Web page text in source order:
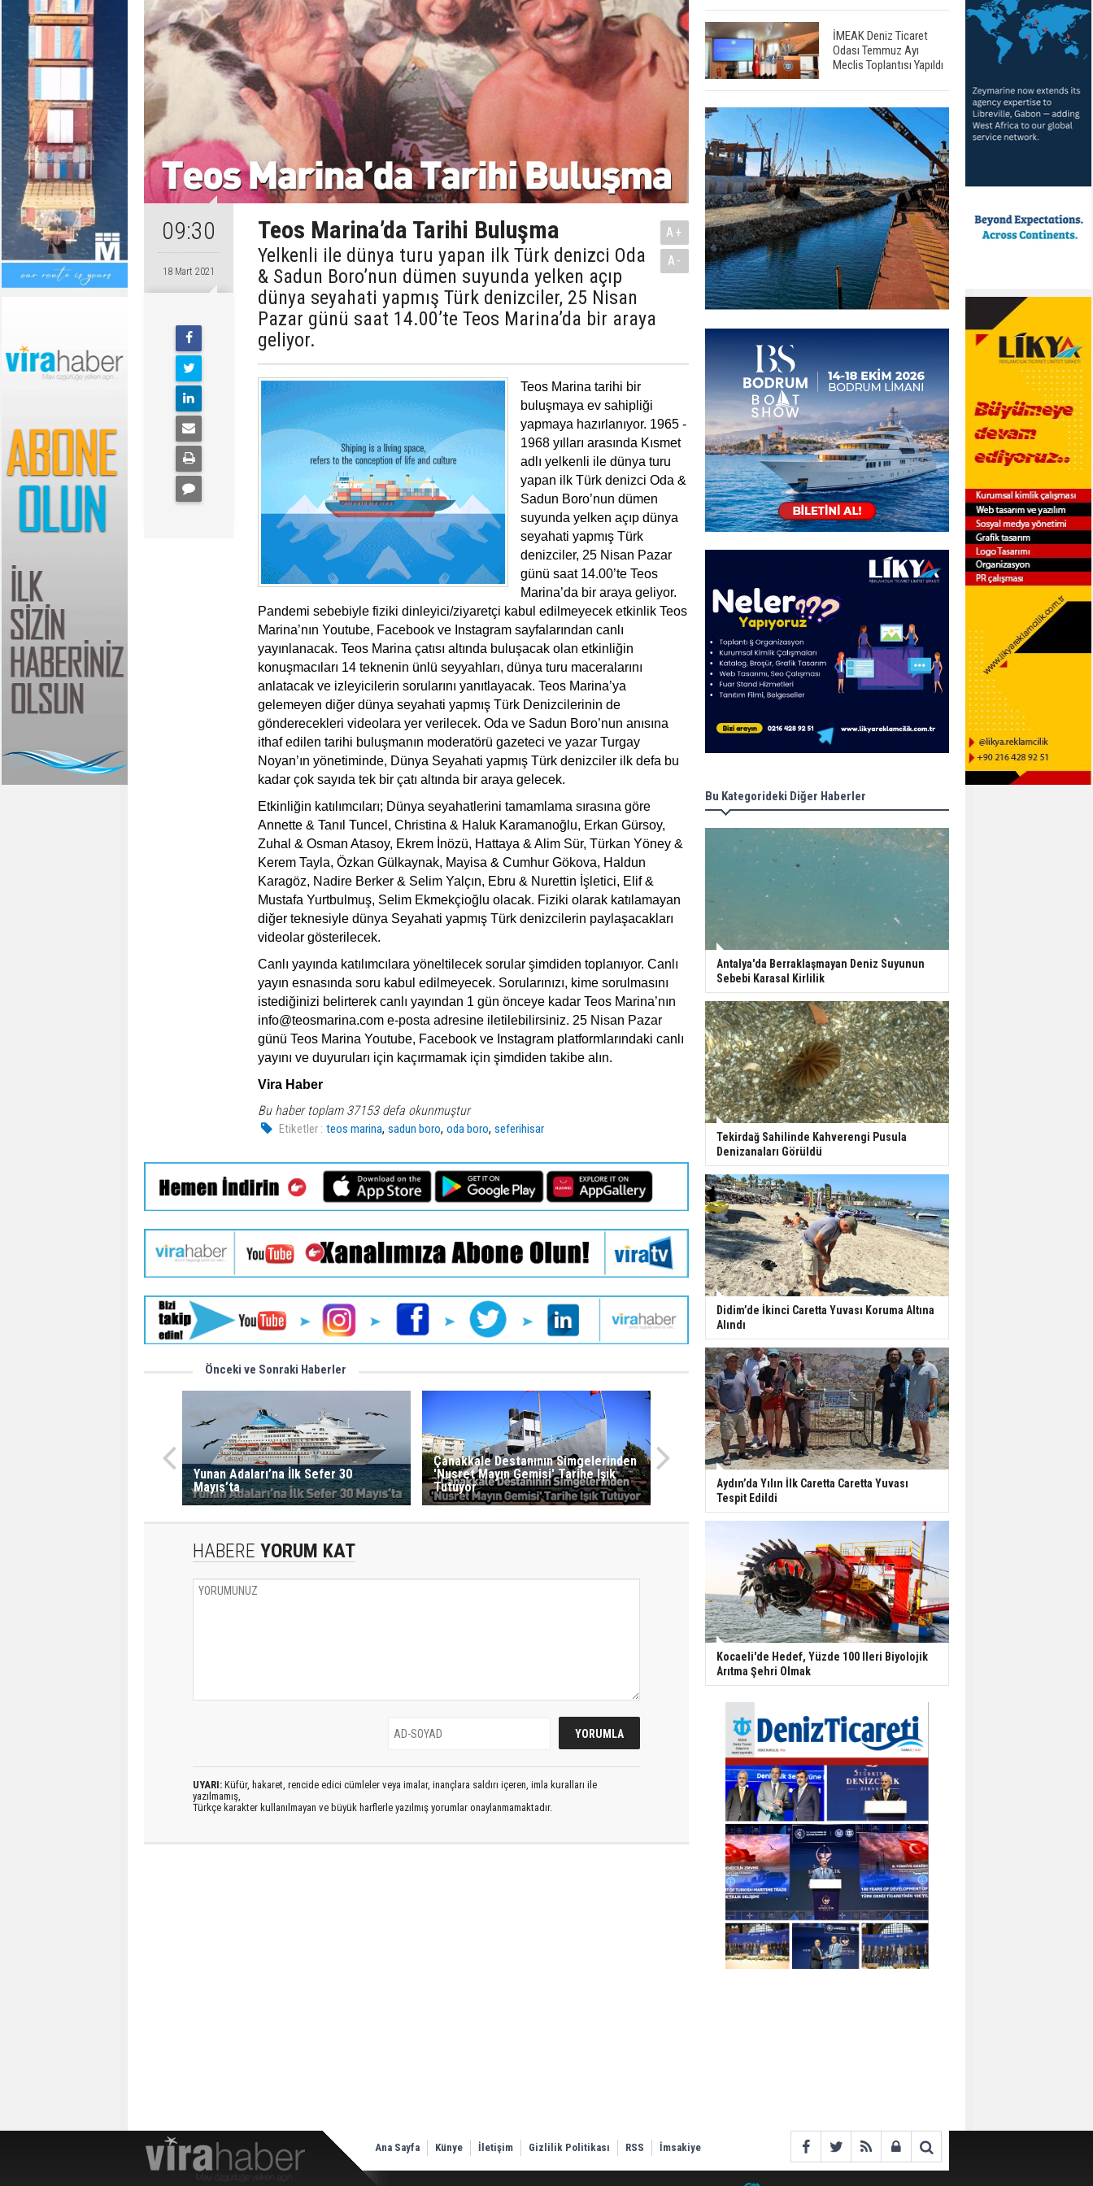
09:30
18 Mart 2021
Teos Marina’da Tarihi Buluşma
Yelkenli ile dünya turu yapan ilk Türk denizci Oda
& Sadun Boro’nun dümen suyunda yelken açıp
dünya seyahati yapmış Türk denizciler, 25 Nisan
Pazar günü saat 14.00’te Teos Marina’da bir araya
geliyor.
A+
A-
Teos Marina tarihi bir
buluşmaya ev sahipliği
yapmaya hazırlanıyor. 1965 -
1968 yılları arasında Kısmet
adlı yelkenli ile dünya turu
yapan ilk Türk denizci Oda &
Sadun Boro’nun dümen
suyunda yelken açıp dünya
seyahati yapmış Türk
denizciler, 25 Nisan Pazar
günü saat 14.00’te Teos
Marina’da bir araya geliyor.
Pandemi sebebiyle fiziki dinleyici/ziyaretçi kabul edilmeyecek etkinlik Teos
Marina’nın Youtube, Facebook ve Instagram sayfalarından canlı
yayınlanacak. Teos Marina çatısı altında buluşacak olan etkinliğin
konuşmacıları 14 teknenin ünlü seyyahları, dünya turu maceralarını
anlatacak ve izleyicilerin sorularını yanıtlayacak. Teos Marina’ya
gelemeyen diğer dünya seyahati yapmış Türk Denizcilerinin de
gönderecekleri videolara yer verilecek. Oda ve Sadun Boro’nun anısına
ithaf edilen tarihi buluşmanın moderatörü gazeteci ve yazar Turgay
Noyan’ın yönetiminde, Dünya Seyahati yapmış Türk denizciler ilk defa bu
kadar çok sayıda tek bir çatı altında bir araya gelecek.
Etkinliğin katılımcıları; Dünya seyahatlerini tamamlama sırasına göre
Annette & Tanıl Tuncel, Christina & Haluk Karamanoğlu, Erkan Gürsoy,
Zuhal & Osman Atasoy, Ekrem İnözü, Hattaya & Alim Sür, Türkan Yöney &
Kerem Tayla, Özkan Gülkaynak, Mayisa & Cumhur Gökova, Haldun
Karagöz, Nadire Berker & Selim Yalçın, Ebru & Nurettin İşletici, Elif &
Mustafa Yurtbulmuş, Selim Ekmekçioğlu olacak. Fiziki olarak katılamayan
diğer teknesiyle dünya Seyahati yapmış Türk denizcilerin paylaşacakları
videolar gösterilecek.
Canlı yayında katılımcılara yöneltilecek sorular şimdiden toplanıyor. Canlı
yayın esnasında soru kabul edilmeyecek. Sorularınızı, kime sorulmasını
istediğinizi belirterek canlı yayından 1 gün önceye kadar Teos Marina’nın
info@teosmarina.com e-posta adresine iletilebilirsiniz. 25 Nisan Pazar
günü Teos Marina Youtube, Facebook ve Instagram platformlarındaki canlı
yayını ve duyuruları için kaçırmamak için şimdiden takibe alın.
Vira Haber
Bu haber toplam 37153 defa okunmuştur
Etiketler : teos marina,sadun boro,oda boro,seferihisar
Önceki ve Sonraki Haberler
Yunan Adaları’na İlk Sefer 30
Mayıs’ta
Çanakkale Destanının Simgelerinden
'Nusret Mayın Gemisi' Tarihe Işık
Tutuyor
HABERE YORUM KAT
UYARI: Küfür, hakaret, rencide edici cümleler veya imalar, inançlara saldırı içeren, imla kuralları ile
yazılmamış,
Türkçe karakter kullanılmayan ve büyük harflerle yazılmış yorumlar onaylanmamaktadır.
İMEAK Deniz Ticaret
Odası Temmuz Ayı
Meclis Toplantısı Yapıldı
Bu Kategorideki Diğer Haberler
Antalya'da Berraklaşmayan Deniz Suyunun
Sebebi Karasal Kirlilik
Tekirdağ Sahilinde Kahverengi Pusula
Denizanaları Görüldü
Didim’de İkinci Caretta Yuvası Koruma Altına
Alındı
Aydın’da Yılın İlk Caretta Caretta Yuvası
Tespit Edildi
Kocaeli'de Hedef, Yüzde 100 Ileri Biyolojik
Arıtma Şehri Olmak
Ana Sayfa Künye İletişim Gizlilik Politikası RSS İmsakiye